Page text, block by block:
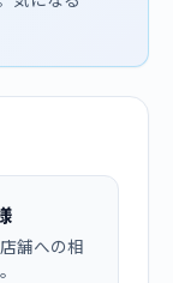
舗への相